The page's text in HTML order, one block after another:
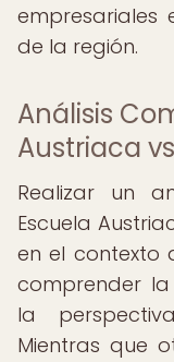
empresariales
de la región.
Análisis
Austriaca
Realizar un
Escuela
en el contexto
comprender
la
Mientras que